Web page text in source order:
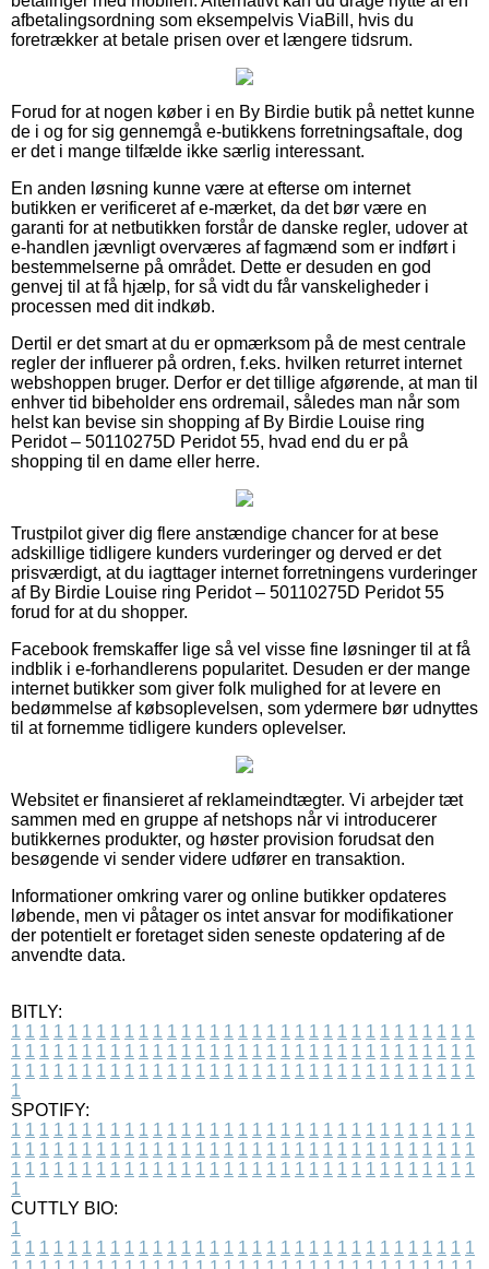
afbetalingsordning som eksempelvis ViaBill, hvis du
foretrækker at betale prisen over et længere tidsrum.
Forud for at nogen køber i en By Birdie butik på nettet kunne
de i og for sig gennemgå e-butikkens forretningsaftale, dog
er det i mange tilfælde ikke særlig interessant.
En anden løsning kunne være at efterse om internet
butikken er verificeret af e-mærket, da det bør være en
garanti for at netbutikken forstår de danske regler, udover at
e-handlen jævnligt overværes af fagmænd som er indført i
bestemmelserne på området. Dette er desuden en god
genvej til at få hjælp, for så vidt du får vanskeligheder i
processen med dit indkøb.
Dertil er det smart at du er opmærksom på de mest centrale
regler der influerer på ordren, f.eks. hvilken returret internet
webshoppen bruger. Derfor er det tillige afgørende, at man til
enhver tid bibeholder ens ordremail, således man når som
helst kan bevise sin shopping af By Birdie Louise ring
Peridot – 50110275D Peridot 55, hvad end du er på
shopping til en dame eller herre.
Trustpilot giver dig flere anstændige chancer for at bese
adskillige tidligere kunders vurderinger og derved er det
prisværdigt, at du iagttager internet forretningens vurderinger
af By Birdie Louise ring Peridot – 50110275D Peridot 55
forud for at du shopper.
Facebook fremskaffer lige så vel visse fine løsninger til at få
indblik i e-forhandlerens popularitet. Desuden er der mange
internet butikker som giver folk mulighed for at levere en
bedømmelse af købsoplevelsen, som ydermere bør udnyttes
til at fornemme tidligere kunders oplevelser.
Websitet er finansieret af reklameindtægter. Vi arbejder tæt
sammen med en gruppe af netshops når vi introducerer
butikkernes produkter, og høster provision forudsat den
besøgende vi sender videre udfører en transaktion.
Informationer omkring varer og online butikker opdateres
løbende, men vi påtager os intet ansvar for modifikationer
der potentielt er foretaget siden seneste opdatering af de
anvendte data.
BITLY:
1 1 1 1 1 1 1 1 1 1 1 1 1 1 1 1 1 1 1 1 1 1 1 1 1 1 1 1 1 1 1 1 1
1 1 1 1 1 1 1 1 1 1 1 1 1 1 1 1 1 1 1 1 1 1 1 1 1 1 1 1 1 1 1 1 1
1 1 1 1 1 1 1 1 1 1 1 1 1 1 1 1 1 1 1 1 1 1 1 1 1 1 1 1 1 1 1 1 1
1
SPOTIFY:
1 1 1 1 1 1 1 1 1 1 1 1 1 1 1 1 1 1 1 1 1 1 1 1 1 1 1 1 1 1 1 1 1
1 1 1 1 1 1 1 1 1 1 1 1 1 1 1 1 1 1 1 1 1 1 1 1 1 1 1 1 1 1 1 1 1
1 1 1 1 1 1 1 1 1 1 1 1 1 1 1 1 1 1 1 1 1 1 1 1 1 1 1 1 1 1 1 1 1
1
CUTTLY BIO:
1
1 1 1 1 1 1 1 1 1 1 1 1 1 1 1 1 1 1 1 1 1 1 1 1 1 1 1 1 1 1 1 1 1